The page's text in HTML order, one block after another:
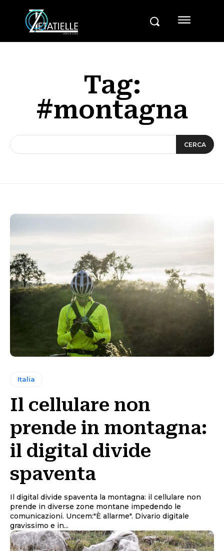
Tag:
#montagna
CERCA
Italia
Il cellulare non
prende in montagna:
il digital divide
spaventa
Il digital divide spaventa la montagna: il cellulare non
prende in diverse zone montane impedendo le
comunicazioni. Uncem:"È allarme". Divario digitale
gravissimo e in...